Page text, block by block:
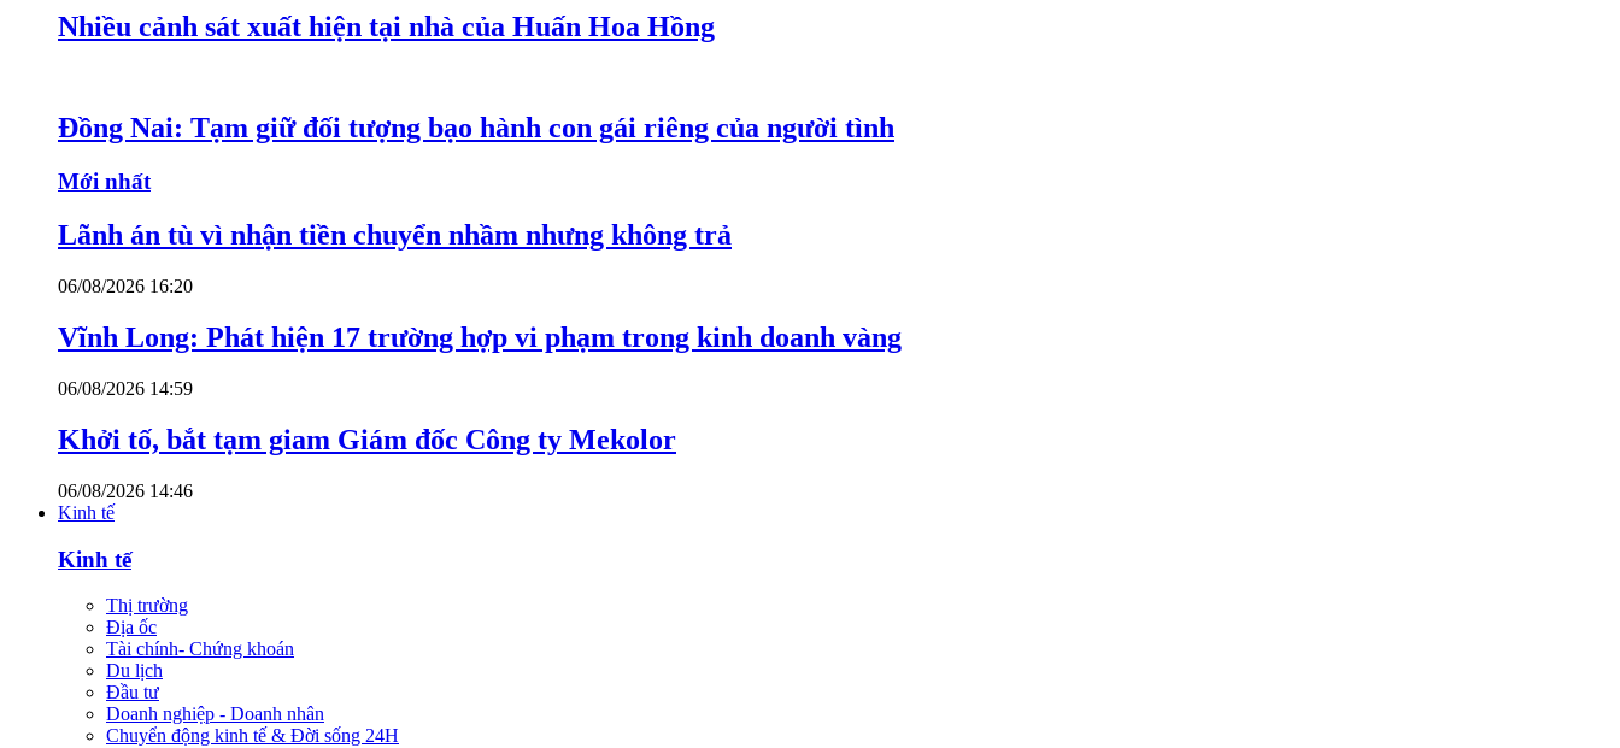
Nhiều cảnh sát xuất hiện tại nhà của Huấn Hoa Hồng
Đồng Nai: Tạm giữ đối tượng bạo hành con gái riêng của người tình
Mới nhất
Lãnh án tù vì nhận tiền chuyển nhầm nhưng không trả
06/08/2026 16:20
Vĩnh Long: Phát hiện 17 trường hợp vi phạm trong kinh doanh vàng
06/08/2026 14:59
Khởi tố, bắt tạm giam Giám đốc Công ty Mekolor
06/08/2026 14:46
Kinh tế
Kinh tế
Thị trường
Địa ốc
Tài chính- Chứng khoán
Du lịch
Đầu tư
Doanh nghiệp - Doanh nhân
Chuyển động kinh tế & Đời sống 24H